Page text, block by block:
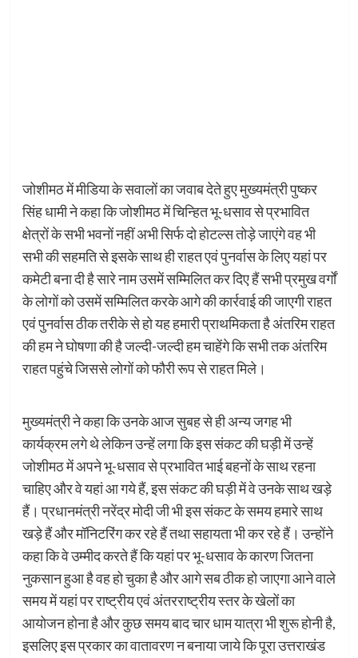
जोशीमठ में मीडिया के सवालों का जवाब देते हुए मुख्यमंत्री पुष्कर
सिंह धामी ने कहा कि जोशीमठ में चिन्हित भू-धसाव से प्रभावित
क्षेत्रों के सभी भवनों नहीं अभी सिर्फ दो होटल्स तोड़े जाएंगे वह भी
सभी की सहमति से इसके साथ ही राहत एवं पुनर्वास के लिए यहां पर
कमेटी बना दी है सारे नाम उसमें सम्मिलित कर दिए हैं सभी प्रमुख वर्गों
के लोगों को उसमें सम्मिलित करके आगे की कार्रवाई की जाएगी राहत
एवं पुनर्वास ठीक तरीके से हो यह हमारी प्राथमिकता है अंतरिम राहत
की हम ने घोषणा की है जल्दी-जल्दी हम चाहेंगे कि सभी तक अंतरिम
राहत पहुंचे जिससे लोगों को फौरी रूप से राहत मिले।
मुख्यमंत्री ने कहा कि उनके आज सुबह से ही अन्य जगह भी
कार्यक्रम लगे थे लेकिन उन्हें लगा कि इस संकट की घड़ी में उन्हें
जोशीमठ में अपने भू-धसाव से प्रभावित भाई बहनों के साथ रहना
चाहिए और वे यहां आ गये हैं, इस संकट की घड़ी में वे उनके साथ खड़े
हैं। प्रधानमंत्री नरेंद्र मोदी जी भी इस संकट के समय हमारे साथ
खड़े हैं और मॉनिटरिंग कर रहे हैं तथा सहायता भी कर रहे हैं। उन्होंने
कहा कि वे उम्मीद करते हैं कि यहां पर भू-धसाव के कारण जितना
नुकसान हुआ है वह हो चुका है और आगे सब ठीक हो जाएगा आने वाले
समय में यहां पर राष्ट्रीय एवं अंतरराष्ट्रीय स्तर के खेलों का
आयोजन होना है और कुछ समय बाद चार धाम यात्रा भी शुरू होनी है,
इसलिए इस प्रकार का वातावरण न बनाया जाये कि पूरा उत्तराखंड